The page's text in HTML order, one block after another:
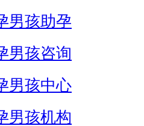
男孩助孕
男孩咨询
男孩中心
男孩机构